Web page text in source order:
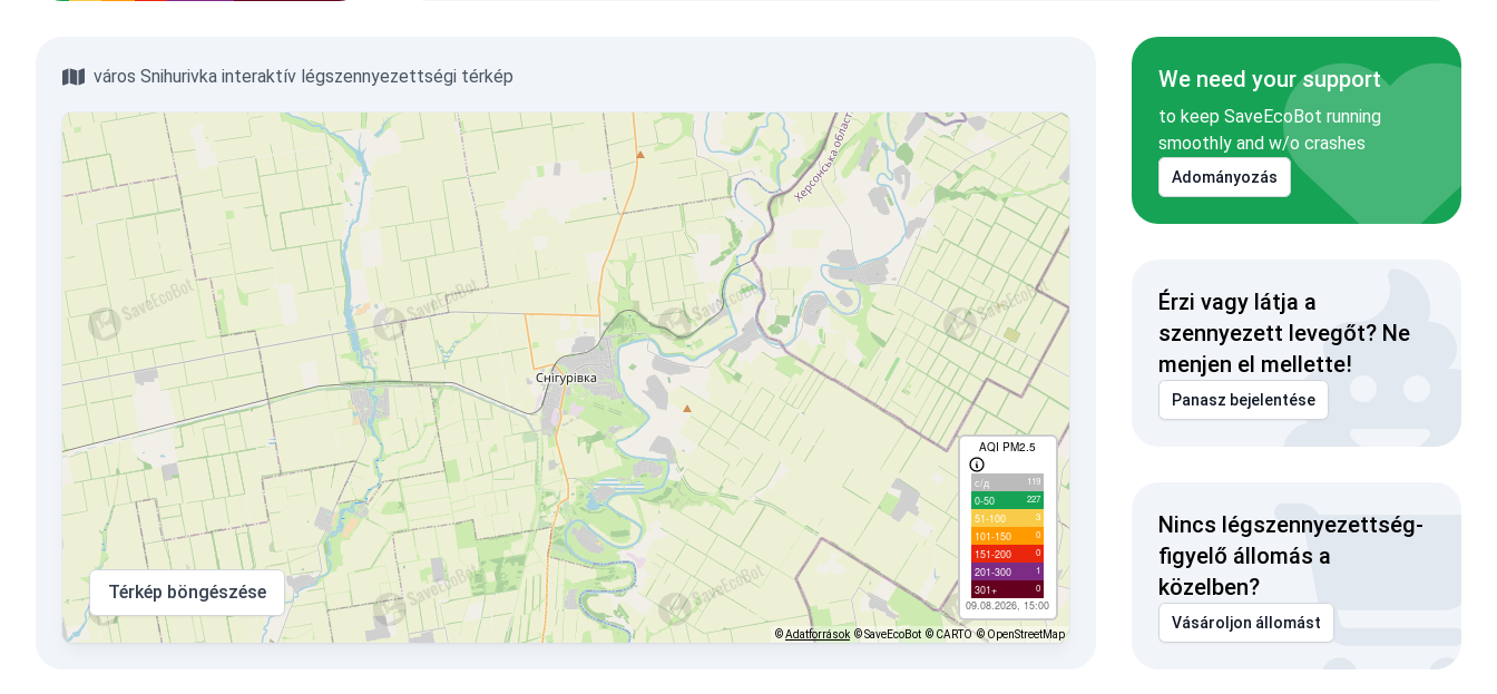
város Snihurivka interaktív légszennyezettségi térkép
AQI PM2.5
с/д 119
0-50 227
51-100 3
101-150 0
151-200 0
201-300 1
301+ 0
09.08.2026, 15:00
Térkép böngészése
©Adatforrások © SaveEcoBot © CARTO © OpenStreetMap
We need your support
to keep SaveEcoBot running
smoothly and w/o crashes
Adományozás
Érzi vagy látja a
szennyezett levegőt? Ne
menjen el mellette!
Panasz bejelentése
Nincs légszennyezettség-
figyelő állomás a
közelben?
Vásároljon állomást